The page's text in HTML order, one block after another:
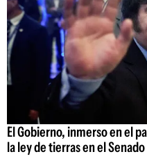
El Gobierno, inmerso en el
la ley de tierras en el Senado